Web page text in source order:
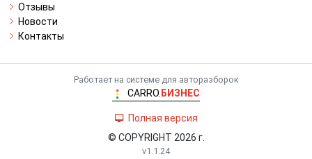
Отзывы
Новости
Контакты
Работает на системе для авторазборок
CARRO. БИЗНЕС
Полная версия
© COPYRIGHT 2026 г.
v1.1.24